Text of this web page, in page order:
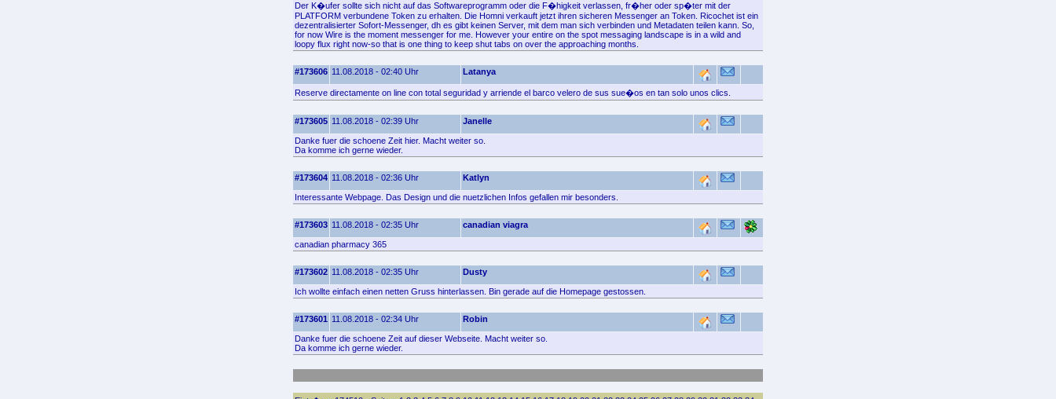
Der K�ufer sollte sich nicht auf das Softwareprogramm oder die F�higkeit verlassen, fr�her oder sp�ter mit der
PLATFORM verbundene Token zu erhalten. Die Homni verkauft jetzt ihren sicheren Messenger an Token. Ricochet ist ein
dezentralisierter Sofort-Messenger, dh es gibt keinen Server, mit dem man sich verbinden und Metadaten teilen kann. So,
for now Wire is the moment messenger for me. However your entire on the spot messaging landscape is in a wild and
loopy flux right now-so that is one thing to keep shut tabs on over the approaching months.
#173606 11.08.2018 - 02:40 Uhr Latanya
Reserve directamente on line con total seguridad y arriende el barco velero de sus sue�os en tan solo unos clics.
#173605 11.08.2018 - 02:39 Uhr Janelle
Danke fuer die schoene Zeit hier. Macht weiter so.
Da komme ich gerne wieder.
#173604 11.08.2018 - 02:36 Uhr Katlyn
Interessante Webpage. Das Design und die nuetzlichen Infos gefallen mir besonders.
#173603 11.08.2018 - 02:35 Uhr canadian viagra
canadian pharmacy 365
#173602 11.08.2018 - 02:35 Uhr Dusty
Ich wollte einfach einen netten Gruss hinterlassen. Bin gerade auf die Homepage gestossen.
#173601 11.08.2018 - 02:34 Uhr Robin
Danke fuer die schoene Zeit auf dieser Webseite. Macht weiter so.
Da komme ich gerne wieder.